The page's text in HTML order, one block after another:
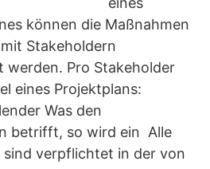
können die Maßnahmen
Stakeholdern
werden. Pro Stakeholder
eines Projektplans:
Was den
betrifft, so wird ein Alle
sind verpflichtet in der von